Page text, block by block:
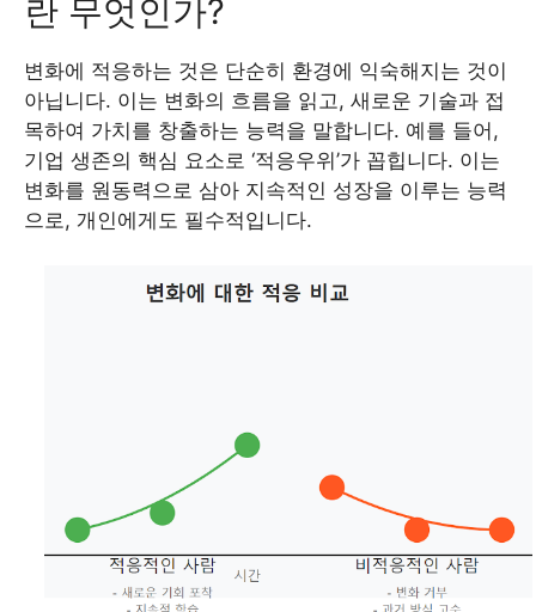
란 무엇인가?
변화에 적응하는 것은 단순히 환경에 익숙해지는 것이
아닙니다. 이는 변화의 흐름을 읽고, 새로운 기술과 접
목하여 가치를 창출하는 능력을 말합니다. 예를 들어,
기업 생존의 핵심 요소로 ‘적응우위’가 꼽힙니다. 이는
변화를 원동력으로 삼아 지속적인 성장을 이루는 능력
으로, 개인에게도 필수적입니다.